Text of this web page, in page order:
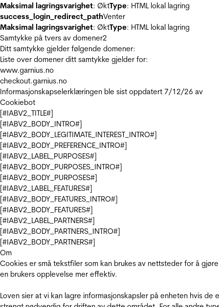
Maksimal lagringsvarighet: ØktType: HTML lokal lagring
success_login_redirect_pathVenter
Maksimal lagringsvarighet: ØktType: HTML lokal lagring
Samtykke på tvers av domener2
Ditt samtykke gjelder følgende domener:
Liste over domener ditt samtykke gjelder for:
www.garnius.no
checkout.garnius.no
Informasjonskapselerklæringen ble sist oppdatert 7/12/26 av
Cookiebot
[#IABV2_TITLE#]
[#IABV2_BODY_INTRO#]
[#IABV2_BODY_LEGITIMATE_INTEREST_INTRO#]
[#IABV2_BODY_PREFERENCE_INTRO#]
[#IABV2_LABEL_PURPOSES#]
[#IABV2_BODY_PURPOSES_INTRO#]
[#IABV2_BODY_PURPOSES#]
[#IABV2_LABEL_FEATURES#]
[#IABV2_BODY_FEATURES_INTRO#]
[#IABV2_BODY_FEATURES#]
[#IABV2_LABEL_PARTNERS#]
[#IABV2_BODY_PARTNERS_INTRO#]
[#IABV2_BODY_PARTNERS#]
Om
Cookies er små tekstfiler som kan brukes av nettsteder for å gjøre
en brukers opplevelse mer effektiv.
Loven sier at vi kan lagre informasjonskapsler på enheten hvis de